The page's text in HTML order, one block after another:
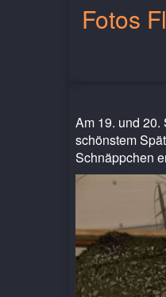
Fotos
Am 19. und 20.
schönstem
Schnäppchen